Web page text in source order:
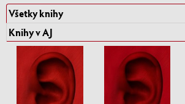
Všetky knihy
Knihy v AJ